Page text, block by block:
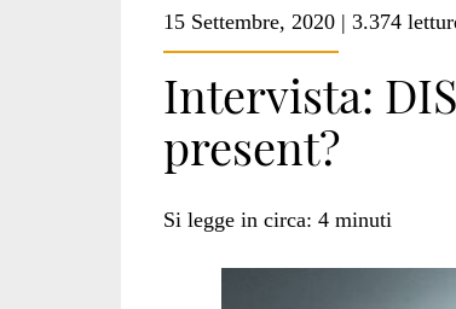
15 Settembre, 2020 | 3.374
Intervista:
present?
Si legge in circa: 4 minuti